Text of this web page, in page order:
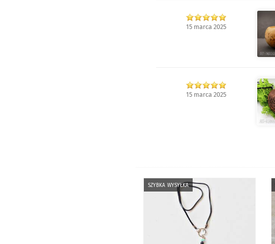
15 marca 2025
15 marca 2025
szybka wysyłka